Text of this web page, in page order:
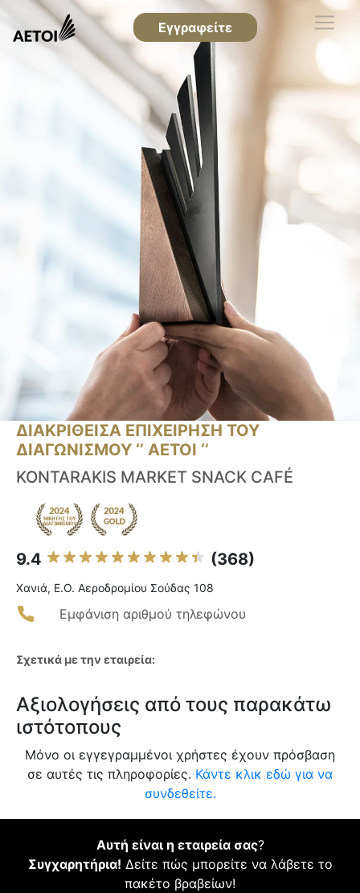
Εγγραφείτε
ΔΙΑΚΡΙΘΕΙΣΑ ΕΠΙΧΕΙΡΗΣΗ ΤΟΥ
ΔΙΑΓΩΝΙΣΜΟΥ ‘’ ΑΕΤΟΙ ‘’
KONTARAKIS MARKET SNACK CAFÉ
9.4 (368)
Χανιά, Ε.Ο. Αεροδρομίου Σούδας 108
Εμφάνιση αριθμού τηλεφώνου
Σχετικά με την εταιρεία:
Αξιολογήσεις από τους παρακάτω
ιστότοπους
Μόνο οι εγγεγραμμένοι χρήστες έχουν πρόσβαση
σε αυτές τις πληροφορίες. Κάντε κλικ εδώ για να
συνδεθείτε.
Αυτή είναι η εταιρεία σας?
Συγχαρητήρια! Δείτε πώς μπορείτε να λάβετε το
πακέτο βραβείων!